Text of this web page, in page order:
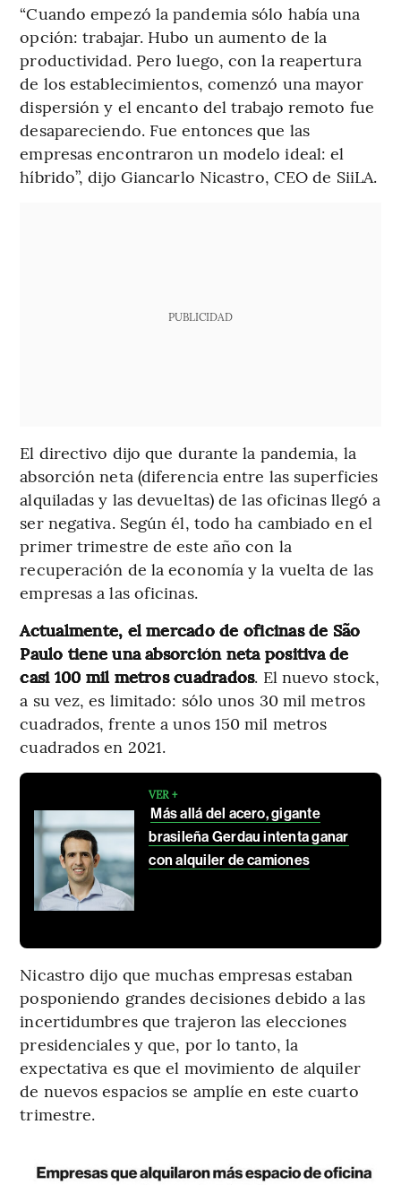
“Cuando empezó la pandemia sólo había una
opción: trabajar. Hubo un aumento de la
productividad. Pero luego, con la reapertura
de los establecimientos, comenzó una mayor
dispersión y el encanto del trabajo remoto fue
desapareciendo. Fue entonces que las
empresas encontraron un modelo ideal: el
híbrido”, dijo Giancarlo Nicastro, CEO de SiiLA.
PUBLICIDAD
El directivo dijo que durante la pandemia, la
absorción neta (diferencia entre las superficies
alquiladas y las devueltas) de las oficinas llegó a
ser negativa. Según él, todo ha cambiado en el
primer trimestre de este año con la
recuperación de la economía y la vuelta de las
empresas a las oficinas.
Actualmente, el mercado de oficinas de São
Paulo tiene una absorción neta positiva de
casi 100 mil metros cuadrados. El nuevo stock,
a su vez, es limitado: sólo unos 30 mil metros
cuadrados, frente a unos 150 mil metros
cuadrados en 2021.
VER +
Más allá del acero, gigante
brasileña Gerdau intenta ganar
con alquiler de camiones
Nicastro dijo que muchas empresas estaban
posponiendo grandes decisiones debido a las
incertidumbres que trajeron las elecciones
presidenciales y que, por lo tanto, la
expectativa es que el movimiento de alquiler
de nuevos espacios se amplíe en este cuarto
trimestre.